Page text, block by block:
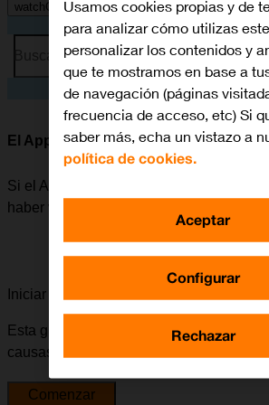
watchOS 11
Busca por problema o tema
El Apple Watch funciona lentamente
Si el Apple Watch empieza a funcionar
haber varias causas posibles al
Iniciar la guía para solucionar tu problema
Esta guía te va a conducir a través de
causas y soluciones al problema.
Comenzar
Usamos cookies propias y de
para analizar cómo utilizas
personalizar los contenidos y
que te mostramos en base a
de navegación (páginas
frecuencia de acceso, etc) Si
saber más, echa un vistazo a
política de cookies.
Configurar
Rechazar
Aceptar